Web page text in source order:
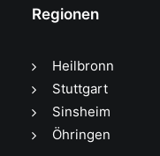
Regionen
Heilbronn
Stuttgart
Sinsheim
Öhringen